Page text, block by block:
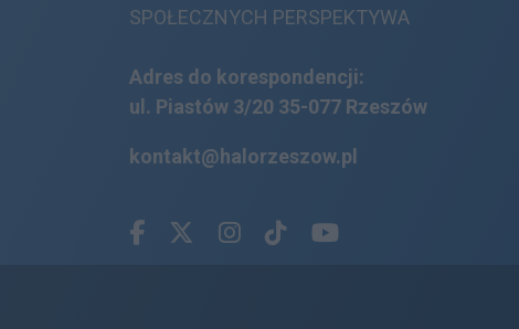
SPOŁECZNYCH PERSPEKTYWA
Adres do korespondencji:
ul. Piastów 3/20 35-077 Rzeszów
kontakt@halorzeszow.pl
Facebook.com
X.comInstagram.com
Tiktok.com
Youtube.com